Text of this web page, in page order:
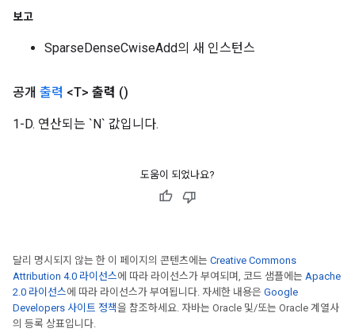
보고
SparseDenseCwiseAdd의 새 인스턴스
공개 출력 <T> 출력 ()
1-D. 연산되는 `N` 값입니다.
도움이 되었나요?
달리 명시되지 않는 한 이 페이지의 콘텐츠에는 Creative Commons
Attribution 4.0 라이선스에 따라 라이선스가 부여되며, 코드 샘플에는 Apache
2.0 라이선스에 따라 라이선스가 부여됩니다. 자세한 내용은 Google
Developers 사이트 정책을 참조하세요. 자바는 Oracle 및/또는 Oracle 계열사
의 등록 상표입니다.